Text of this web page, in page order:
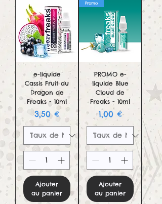
e-liquide
Cassis Fruit du
Dragon de
Freaks - 10ml
Prix
3,50 €
Ajouter
au panier
Promo
PROMO e-
liquide Blue
Cloud de
Freaks - 10ml
Prix
1,00 €
Ajouter
au panier